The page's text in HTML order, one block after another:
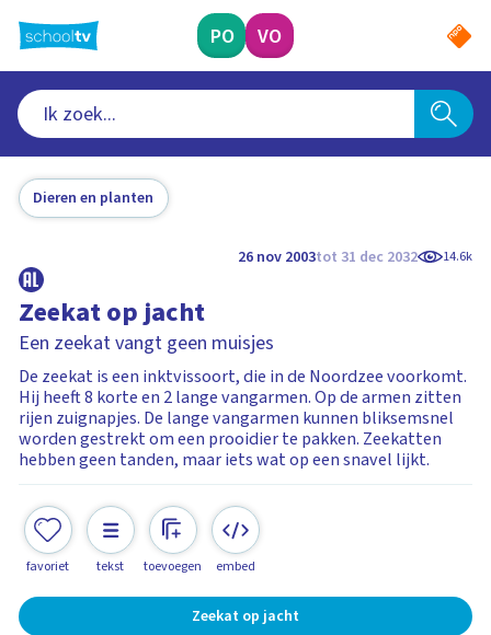
naar
hoofdinhoud
PO VO
Dieren en planten
26 nov 2003tot 31 dec 2032 14.6k
Zeekat op jacht
Een zeekat vangt geen muisjes
De zeekat is een inktvissoort, die in de Noordzee voorkomt.
Hij heeft 8 korte en 2 lange vangarmen. Op de armen zitten
rijen zuignapjes. De lange vangarmen kunnen bliksemsnel
worden gestrekt om een prooidier te pakken. Zeekatten
hebben geen tanden, maar iets wat op een snavel lijkt.
favoriet tekst toevoegen embed
Zeekat op jacht